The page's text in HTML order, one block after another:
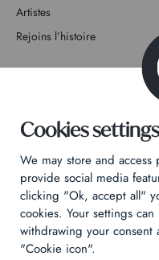
Artistes
Rejoins l’histoire
Politique de confidentialité
Mentions légales
Technical & Legal informations
Cookies settings
We may store and access
provide social media
clicking "Ok, accept all"
cookies. Your settings
withdrawing your
"Cookie icon".